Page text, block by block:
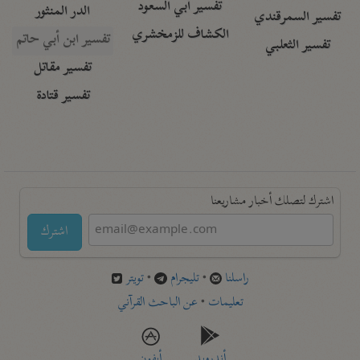
تفسير السمرقندي
تفسير الثعلبي
تفسير أبي السعود
الكشاف للزمخشري
الدر المنثور
تفسير ابن أبي حاتم
تفسير مقاتل
تفسير قتادة
اشترك لتصلك أخبار مشاريعنا
اشترك
راسلنا •تليجرام •تويتر
تعليمات •عن الباحث القرآني